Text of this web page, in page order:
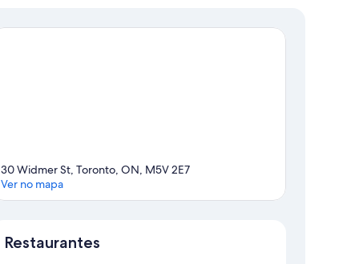
30 Widmer St, Toronto, ON, M5V 2E7
Ver no mapa
Restaurantes